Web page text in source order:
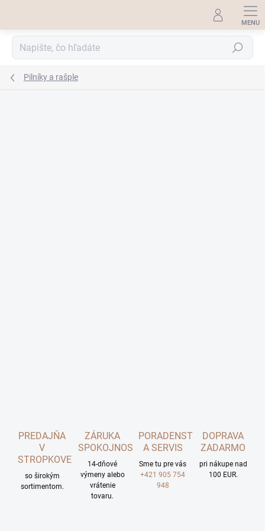
Hľadať
Pilníky a rašple
PREDAJŇA
V
STROPKOVE
so širokým
sortimentom.
ZÁRUKA
SPOKOJNOSTI
14-dňové
výmeny alebo
vrátenie
tovaru.
PORADENSTVO
A SERVIS
Sme tu pre vás
+421 905 754
948
DOPRAVA
ZADARMO
pri nákupe nad
100 EUR.